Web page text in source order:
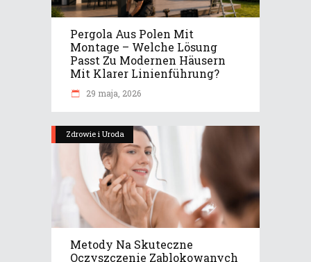
Pergola Aus Polen Mit
Montage – Welche Lösung
Passt Zu Modernen Häusern
Mit Klarer Linienführung?
29 maja, 2026
Zdrowie i Uroda
Metody Na Skuteczne
Oczyszczenie Zablokowanych